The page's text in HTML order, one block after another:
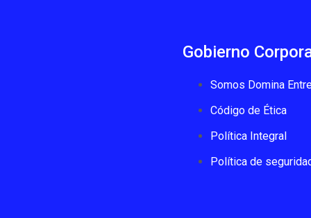
Gobierno
Somos Domina
Código de Ética
Política Integral
Política de